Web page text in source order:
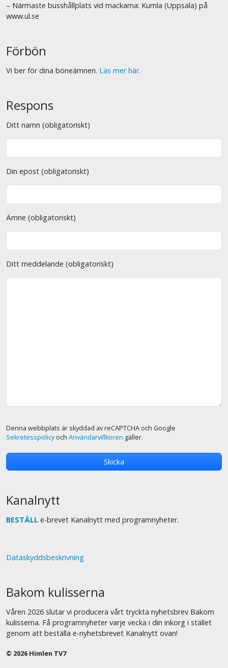
– Närmaste busshållplats vid mackarna: Kumla (Uppsala) på
www.ul.se
Förbön
Vi ber för dina böneämnen. Läs mer här.
Respons
Ditt namn (obligatoriskt)
Din epost (obligatoriskt)
Ämne (obligatoriskt)
Ditt meddelande (obligatoriskt)
Denna webbplats är skyddad av reCAPTCHA och Google
Sekretesspolicyoch Användarvillkoren gäller.
Kanalnytt
BESTÄLL e-brevet Kanalnytt med programnyheter.
Dataskyddsbeskrivning
Bakom kulisserna
Våren 2026 slutar vi producera vårt tryckta nyhetsbrev Bakom
kulisserna. Få programnyheter varje vecka i din inkorg i stället
genom att beställa e-nyhetsbrevet Kanalnytt ovan!
© 2026 Himlen TV7